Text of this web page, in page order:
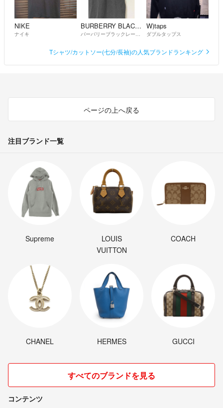
NIKE
ナイキ
BURBERRY BLACK LABEL W)taps
ダブルタップス
Tシャツ/カットソー(七分/長袖)の人気ブランドランキング
ページの上へ戻る
注目ブランド一覧
Supreme
LOUIS
VUITTON
COACH
CHANEL HERMES GUCCI
すべてのブランドを見る
コンテンツ